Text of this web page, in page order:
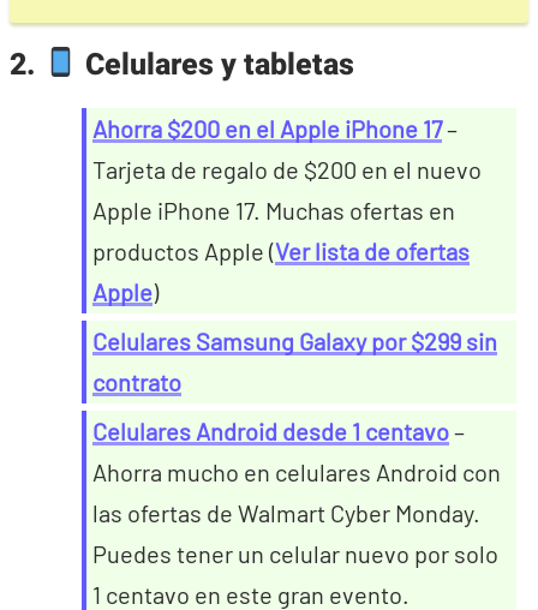
2. Celulares y tabletas
Ahorra $200 en el Apple iPhone 17–
Tarjeta de regalo de $200 en el nuevo
Apple iPhone 17. Muchas ofertas en
productos Apple (Ver lista de ofertas
Apple)
Celulares Samsung Galaxy por $299 sin
contrato
Celulares Android desde 1 centavo–
Ahorra mucho en celulares Android con
las ofertas de Walmart Cyber Monday.
Puedes tener un celular nuevo por solo
1 centavo en este gran evento.